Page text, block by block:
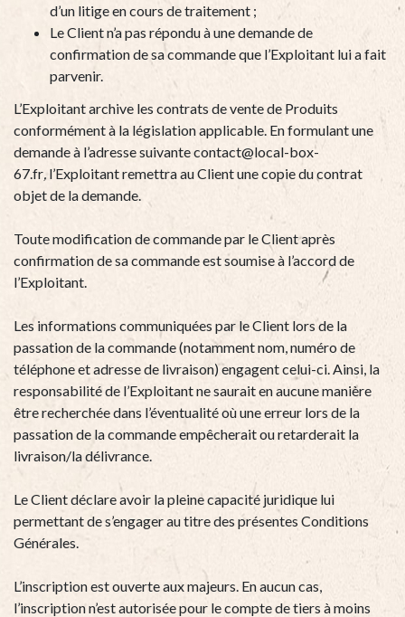
d’un litige en cours de traitement ;
Le Client n’a pas répondu à une demande de
confirmation de sa commande que l’Exploitant lui a fait
parvenir.
L’Exploitant archive les contrats de vente de Produits
conformément à la législation applicable. En formulant une
demande à l’adresse suivantecontact@local-box-
67.fr l’Exploitant remettra au Client une copie du contrat
objet de la demande.
Toute modification de commande par le Client après
confirmation de sa commande est soumise à l’accord de
l’Exploitant.
Les informations communiquées par le Client lors de la
passation de la commande (notamment nom, numéro de
téléphone et adresse de livraison) engagent celui-ci. Ainsi, la
responsabilité de l’Exploitant ne saurait en aucune manière
être recherchée dans l’éventualité où une erreur lors de la
passation de la commande empêcherait ou retarderait la
livraison/la délivrance.
Le Client déclare avoir la pleine capacité juridique lui
permettant de s’engager au titre des présentes Conditions
Générales.
L’inscription est ouverte aux majeurs. En aucun cas,
l’inscription n’est autorisée pour le compte de tiers à moins